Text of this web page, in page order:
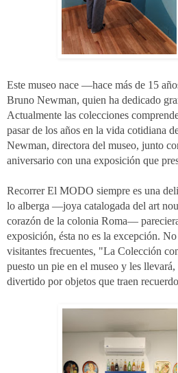
Este museo nace —hace más de 15
Bruno Newman, quien ha dedicado
Actualmente las colecciones
pasar de los años en la vida cotidiana
Newman, directora del museo, junto
aniversario con una exposición que
Recorrer El MODO siempre es una
lo alberga —joya catalogada del art
corazón de la colonia Roma—
exposición, ésta no es la excepción.
visitantes frecuentes, "La Colección
puesto un pie en el museo y les
divertido por objetos que traen